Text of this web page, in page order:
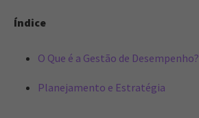
Índice
O Que é a Gestão de Desempenho?
Planejamento e Estratégia